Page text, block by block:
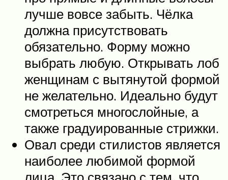
лучше вовсе забыть. Чёлка
должна присутствовать
обязательно. Форму можно
выбрать любую. Открывать лоб
женщинам с вытянутой формой
не желательно. Идеально будут
смотреться многослойные, а
также градуированные стрижки.
Овал среди стилистов является
наиболее любимой формой